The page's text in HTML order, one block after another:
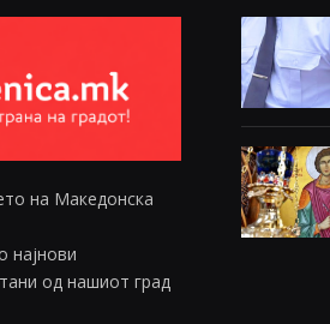
на Македонска
најнови
од нашиот град